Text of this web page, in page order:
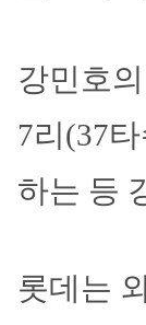
강민호
7리(37
하는 등
롯데는